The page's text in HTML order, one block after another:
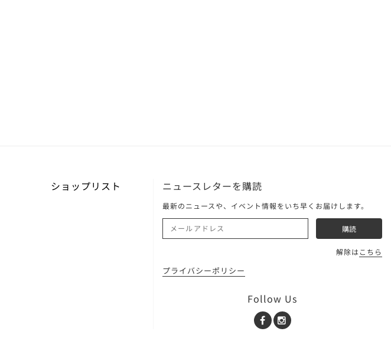
ショップリスト ニュースレターを購読
最新のニュースや、イベント情報をいち早くお届けします。
解除はこちら
プライバシーポリシー
Follow Us
Facebook
Instagram